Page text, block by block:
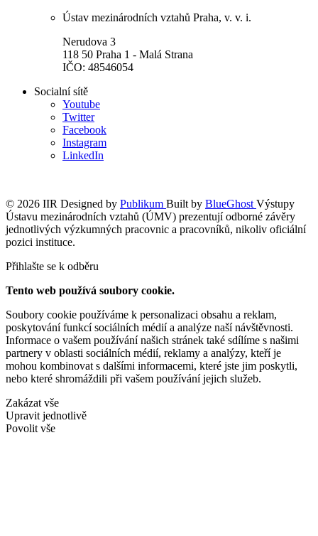
Ústav mezinárodních vztahů Praha, v. v. i.
Nerudova 3
118 50 Praha 1 - Malá Strana
IČO: 48546054
Socialní sítě
Youtube
Twitter
Facebook
Instagram
LinkedIn
© 2026 IIR Designed by Publikum Built by BlueGhost Výstupy
Ústavu mezinárodních vztahů (ÚMV) prezentují odborné závěry
jednotlivých výzkumných pracovnic a pracovníků, nikoliv oficiální
pozici instituce.
Přihlašte se k odběru
Tento web používá soubory cookie.
Soubory cookie používáme k personalizaci obsahu a reklam,
poskytování funkcí sociálních médií a analýze naší návštěvnosti.
Informace o vašem používání našich stránek také sdílíme s našimi
partnery v oblasti sociálních médií, reklamy a analýzy, kteří je
mohou kombinovat s dalšími informacemi, které jste jim poskytli,
nebo které shromáždili při vašem používání jejich služeb.
Zakázat vše
Upravit jednotlivě
Povolit vše